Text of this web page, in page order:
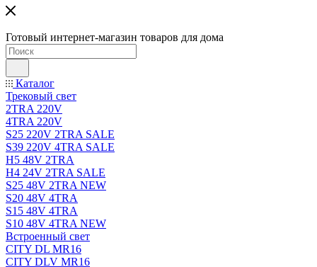
Готовый интернет-магазин товаров для дома
Каталог
Трековый свет
2TRA 220V
4TRA 220V
S25 220V 2TRA SALE
S39 220V 4TRA SALE
H5 48V 2TRA
H4 24V 2TRA SALE
S25 48V 2TRA NEW
S20 48V 4TRA
S15 48V 4TRA
S10 48V 4TRA NEW
Встроенный свет
CITY DL MR16
CITY DLV MR16